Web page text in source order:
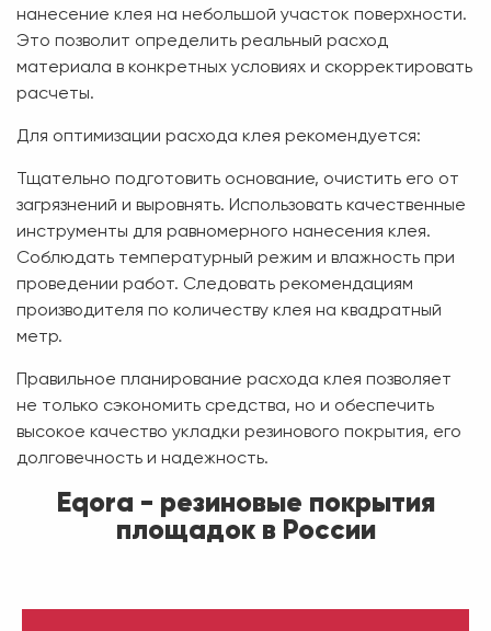
нанесение клея на небольшой участок поверхности.
Это позволит определить реальный расход
материала в конкретных условиях и скорректировать
расчеты.
Для оптимизации расхода клея рекомендуется:
Тщательно подготовить основание, очистить его от
загрязнений и выровнять. Использовать качественные
инструменты для равномерного нанесения клея.
Соблюдать температурный режим и влажность при
проведении работ. Следовать рекомендациям
производителя по количеству клея на квадратный
метр.
Правильное планирование расхода клея позволяет
не только сэкономить средства, но и обеспечить
высокое качество укладки резинового покрытия, его
долговечность и надежность.
Eqora - резиновые покрытия
площадок в России